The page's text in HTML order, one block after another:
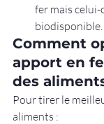
fer mais celui-
biodisponible.
Comment
apport en
des
Pour tirer le
aliments :